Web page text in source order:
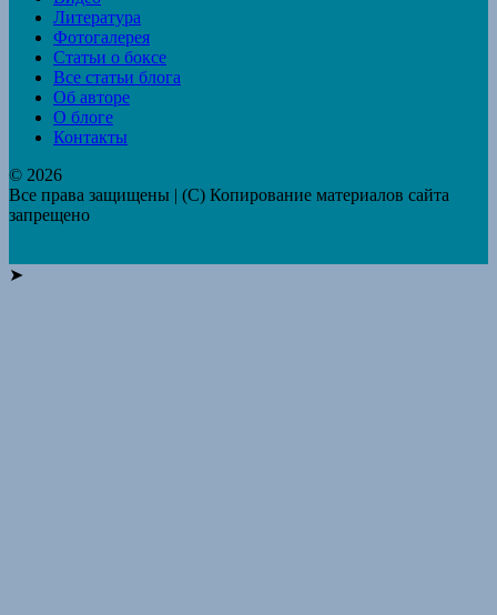
Литература
Фотогалерея
Статьи о боксе
Все статьи блога
Об авторе
О блоге
Контакты
© 2026
Все права защищены | (C) Копирование материалов сайта
запрещено
➤